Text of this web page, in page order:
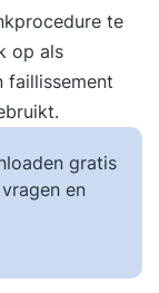
te
op als
faillissement
gratis
en